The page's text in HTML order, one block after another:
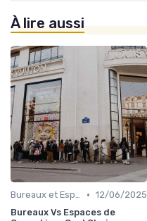
À lire aussi
Bureaux et Espaces de Coworking • 12/06/2025
Bureaux Vs Espaces de